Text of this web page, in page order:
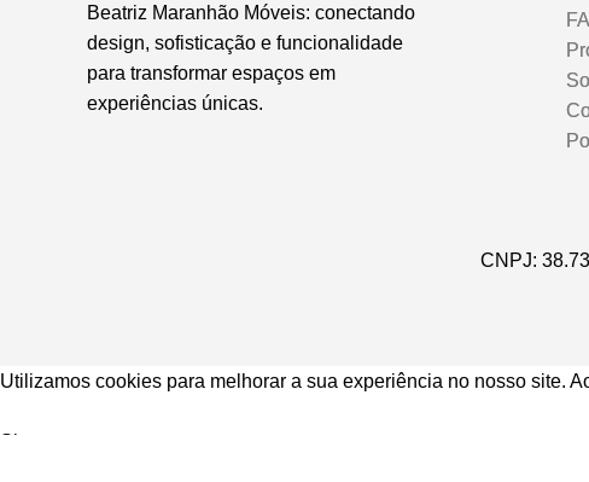
Beatriz Maranhão Móveis: conectando
design, sofisticação e funcionalidade
para transformar espaços em
experiências únicas.
CNPJ:
Utilizamos cookies para melhorar a sua experiência no nosso site.
Shop